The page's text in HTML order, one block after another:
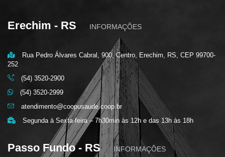
Erechim - RS INFORMAÇÕES
Rua Pedro Álvares Cabral, 900, Centro, Erechim, RS, CEP 99700-
252
(54) 3520-2900
(54) 3520-2999
atendimento@coopusaude.coop.br
Segunda à Sexta-feira – 7h30min às 12h e das 13h às 18h
Passo Fundo - RS INFORMAÇÕES